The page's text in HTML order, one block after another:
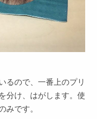
るので、一番上のプリ
分け、はがします。使
みです。